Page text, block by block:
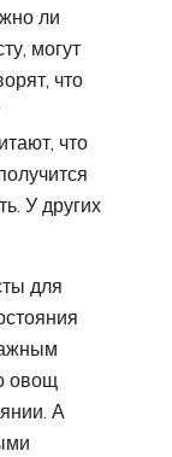
ли
могут
что
что
У других
для
овощ
А